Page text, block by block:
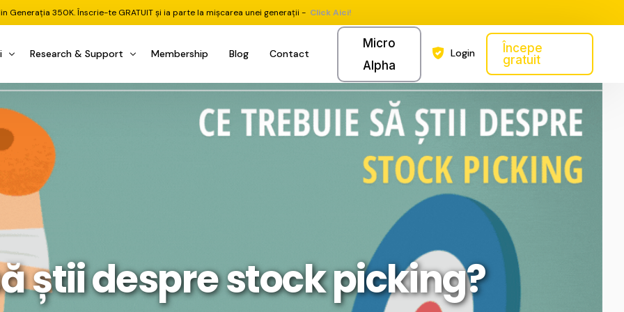
Generația 350K. Înscrie-te GRATUIT și ia parte la mișcarea unei generații - Click Aici!
Investițional
(DGI & DCF)
& Execuție
Pieței
ETF
Acțiuni
Dive Stocks
Check
Tracking
Mecanice
EA MT5
Research & Support
Pastila Financiară Premium
Risc sau Oportunitate
Q&A LIVE
Comunitate Premium
Chat & Suport Mentor
1 la 1 Mentor
Membership Blog Contact
Micro
Alpha
Login
Începe
gratuit
știi despre stock picking?